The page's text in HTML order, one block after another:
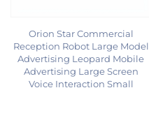
Orion Star Commercial
Reception Robot Large Model
Advertising Leopard Mobile
Advertising Large Screen
Voice Interaction Small